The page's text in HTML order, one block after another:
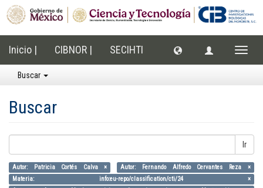
Inicio | CIBNOR | SECIHTI
Buscar
Buscar
Ir
Autor: Patricia Cortés Calva ×
Autor: Fernando Alfredo Cervantes Reza ×
Materia: info:eu-repo/classification/cti/24 ×